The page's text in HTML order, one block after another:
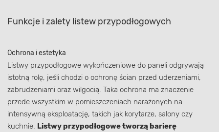
Funkcje i zalety listew przypodłogowych
Ochrona i estetyka
Listwy przypodłogowe wykończeniowe do paneli odgrywają
istotną rolę, jeśli chodzi o ochronę ścian przed uderzeniami,
zabrudzeniami oraz wilgocią. Taka ochrona ma znaczenie
przede wszystkim w pomieszczeniach narażonych na
intensywną eksploatację, takich jak korytarze, salony czy
kuchnie. Listwy przypodłogowe tworzą barierę